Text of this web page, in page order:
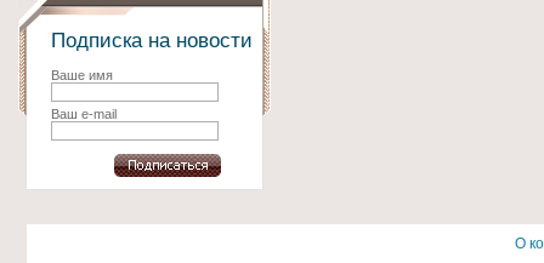
Подписка на новости
Ваше имя
Ваш e-mail
О